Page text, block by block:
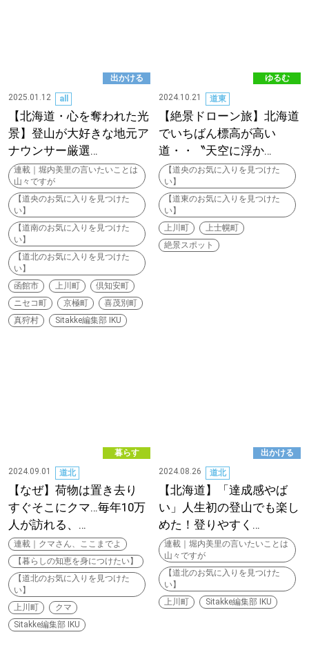
北海道で暮らす、あなたとつくる、
明日への”きっかけ”WEBマガジン
プライバシーポリシー
閉じる
【道北のお気に入りを見つけたい】
【道東のお気に入りを見つけたい】
出かける
2025.01.12
all
【北海道・心を奪われた光
景】登山が大好きな地元ア
ナウンサー厳選…
連載｜堀内美里の言いたいことは
山々ですが
【道央のお気に入りを見つけた
い】
【道南のお気に入りを見つけた
い】
【道北のお気に入りを見つけた
い】
函館市
上川町
倶知安町
ニセコ町
京極町
喜茂別町
真狩村
Sitakke編集部 IKU
ゆるむ
2024.10.21
道東
【絶景ドローン旅】北海道
でいちばん標高が高い
道・・〝天空に浮か…
【道央のお気に入りを見つけた
い】
【道東のお気に入りを見つけた
い】
上川町
上士幌町
絶景スポット
暮らす
2024.09.01
道北
【なぜ】荷物は置き去り
すぐそこにクマ…毎年10万
人が訪れる、…
連載｜クマさん、ここまでよ
【暮らしの知恵を身につけたい】
【道北のお気に入りを見つけた
い】
上川町
クマ
Sitakke編集部 IKU
出かける
2024.08.26
道北
【北海道】「達成感やば
い」人生初の登山でも楽し
めた！登りやすく…
連載｜堀内美里の言いたいことは
山々ですが
【道北のお気に入りを見つけた
い】
上川町
Sitakke編集部 IKU